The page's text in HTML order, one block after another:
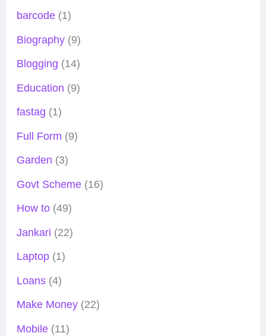
barcode(1)
Biography(9)
Blogging (14)
Education (9)
fastag (1)
Full Form (9)
Garden (3)
Govt Scheme(16)
How to(49)
Jankari (22)
Laptop(1)
Loans(4)
Make Money(22)
Mobile(11)